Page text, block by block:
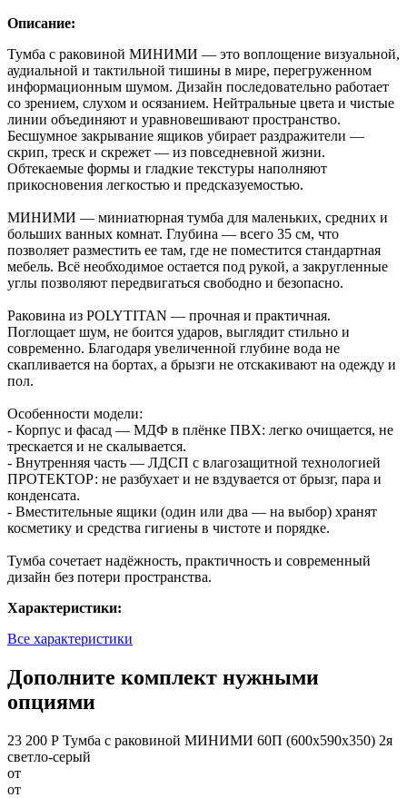
Описание:
Тумба с раковиной МИНИМИ — это воплощение визуальной,
аудиальной и тактильной тишины в мире, перегруженном
информационным шумом. Дизайн последовательно работает
со зрением, слухом и осязанием. Нейтральные цвета и чистые
линии объединяют и уравновешивают пространство.
Бесшумное закрывание ящиков убирает раздражители —
скрип, треск и скрежет — из повседневной жизни.
Обтекаемые формы и гладкие текстуры наполняют
прикосновения легкостью и предсказуемостью.
МИНИМИ — миниатюрная тумба для маленьких, средних и
больших ванных комнат. Глубина — всего 35 см, что
позволяет разместить ее там, где не поместится стандартная
мебель. Всё необходимое остается под рукой, а закругленные
углы позволяют передвигаться свободно и безопасно.
Раковина из POLYTITAN — прочная и практичная.
Поглощает шум, не боится ударов, выглядит стильно и
современно. Благодаря увеличенной глубине вода не
скапливается на бортах, а брызги не отскакивают на одежду и
пол.
Особенности модели:
- Корпус и фасад — МДФ в плёнке ПВХ: легко очищается, не
трескается и не скалывается.
- Внутренняя часть — ЛДСП с влагозащитной технологией
ПРОТЕКТОР: не разбухает и не вздувается от брызг, пара и
конденсата.
- Вместительные ящики (один или два — на выбор) хранят
косметику и средства гигиены в чистоте и порядке.
Тумба сочетает надёжность, практичность и современный
дизайн без потери пространства.
Характеристики:
Все характеристики
Дополните комплект нужными
опциями
23 200 Р Тумба с раковиной МИНИМИ 60П (600x590x350) 2я
светло-серый
от
от